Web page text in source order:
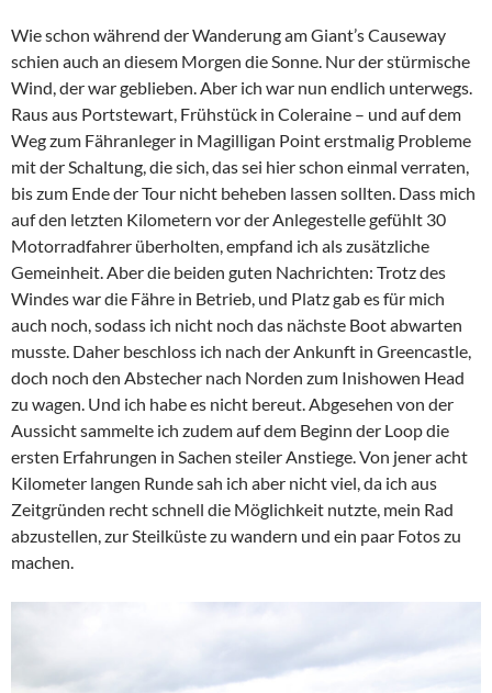
Wie schon während der Wanderung am Giant’s Causeway
schien auch an diesem Morgen die Sonne. Nur der stürmische
Wind, der war geblieben. Aber ich war nun endlich unterwegs.
Raus aus Portstewart, Frühstück in Coleraine – und auf dem
Weg zum Fähranleger in Magilligan Point erstmalig Probleme
mit der Schaltung, die sich, das sei hier schon einmal verraten,
bis zum Ende der Tour nicht beheben lassen sollten. Dass mich
auf den letzten Kilometern vor der Anlegestelle gefühlt 30
Motorradfahrer überholten, empfand ich als zusätzliche
Gemeinheit. Aber die beiden guten Nachrichten: Trotz des
Windes war die Fähre in Betrieb, und Platz gab es für mich
auch noch, sodass ich nicht noch das nächste Boot abwarten
musste. Daher beschloss ich nach der Ankunft in Greencastle,
doch noch den Abstecher nach Norden zum Inishowen Head
zu wagen. Und ich habe es nicht bereut. Abgesehen von der
Aussicht sammelte ich zudem auf dem Beginn der Loop die
ersten Erfahrungen in Sachen steiler Anstiege. Von jener acht
Kilometer langen Runde sah ich aber nicht viel, da ich aus
Zeitgründen recht schnell die Möglichkeit nutzte, mein Rad
abzustellen, zur Steilküste zu wandern und ein paar Fotos zu
machen.